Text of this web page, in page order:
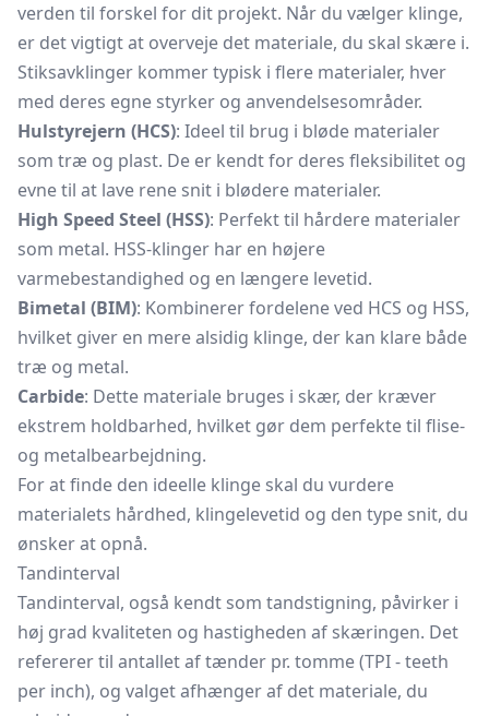
verden til forskel for dit projekt. Når du vælger klinge,
er det vigtigt at overveje det materiale, du skal skære i.
Stiksavklinger kommer typisk i flere materialer, hver
med deres egne styrker og anvendelsesområder.
Hulstyrejern (HCS): Ideel til brug i bløde materialer
som træ og plast. De er kendt for deres fleksibilitet og
evne til at lave rene snit i blødere materialer.
High Speed Steel (HSS): Perfekt til hårdere materialer
som metal. HSS-klinger har en højere
varmebestandighed og en længere levetid.
Bimetal (BIM): Kombinerer fordelene ved HCS og HSS,
hvilket giver en mere alsidig klinge, der kan klare både
træ og metal.
Carbide: Dette materiale bruges i skær, der kræver
ekstrem holdbarhed, hvilket gør dem perfekte til flise-
og metalbearbejdning.
For at finde den ideelle klinge skal du vurdere
materialets hårdhed, klingelevetid og den type snit, du
ønsker at opnå.
Tandinterval
Tandinterval, også kendt som tandstigning, påvirker i
høj grad kvaliteten og hastigheden af skæringen. Det
refererer til antallet af tænder pr. tomme (TPI - teeth
per inch), og valget afhænger af det materiale, du